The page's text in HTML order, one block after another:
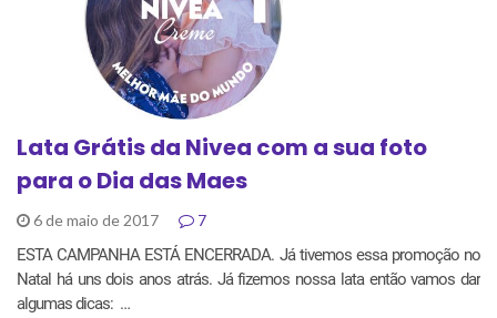
Lata Grátis da Nivea com a sua foto
para o Dia das Maes
6 de maio de 2017 7
ESTA CAMPANHA ESTÁ ENCERRADA. Já tivemos essa promoção no
Natal há uns dois anos atrás. Já fizemos nossa lata então vamos dar
algumas dicas: …